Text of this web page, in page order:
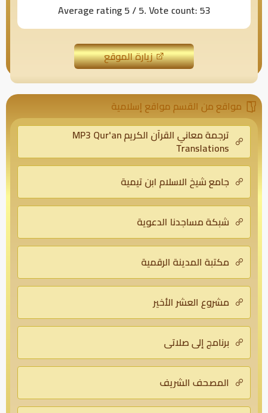
Average rating5/ 5. Vote count:53
زيارة الموقع
مواقع من القسم مواقع إسلامية
ترجمة معاني القرآن الكريم MP3 Qur'an
Translations
جامع شيخ الاسلام ابن تيمية
شبكة مساجدنا الدعوية
مكتبة المدينة الرقمية
مشروع العشر الأخير
برنامج إلى صلاتى
المصحف الشريف